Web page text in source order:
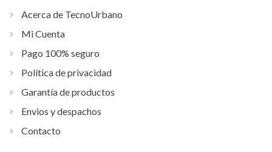
Acerca de TecnoUrbano
Mi Cuenta
Pago 100% seguro
Política de privacidad
Garantía de productos
Envios y despachos
Contacto